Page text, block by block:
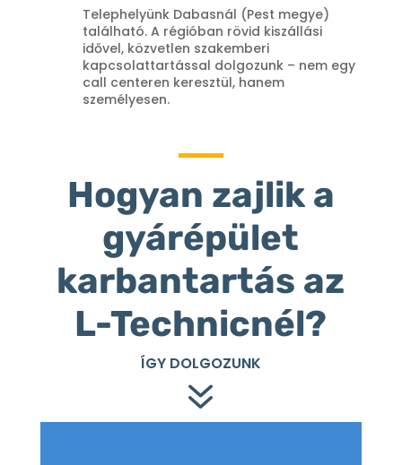
Telephelyünk Dabasnál (Pest megye)
található. A régióban rövid kiszállási
idővel, közvetlen szakemberi
kapcsolattartással dolgozunk – nem egy
call centeren keresztül, hanem
személyesen.
Hogyan zajlik a
gyárépület
karbantartás az
L-Technicnél?
ÍGY DOLGOZUNK
7